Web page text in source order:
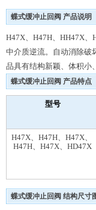
蝶式缓冲止回阀 产品说明
H47X、H47H、HH47X
中介质逆流。自动消除破
品具有结构新颖、体积小
蝶式缓冲止回阀 产品特点
型号
H47X、H47H、H47X、
H47H、H47X、HD47X
蝶式缓冲止回阀 结构尺寸